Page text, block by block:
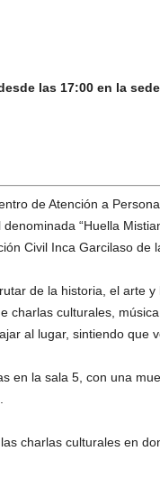
las 17:00 en la
de Atención a
“Huella
Civil Inca Garcilaso de
de la historia, el arte y
charlas culturales,
al lugar, sintiendo que
en la sala 5, con una
charlas culturales en